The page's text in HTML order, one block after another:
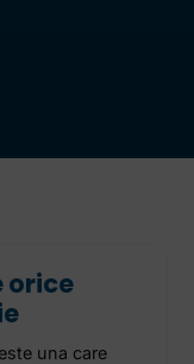
orice
una care